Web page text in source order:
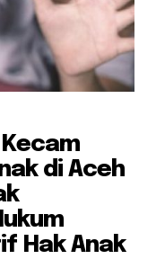
di Aceh
Hak Anak